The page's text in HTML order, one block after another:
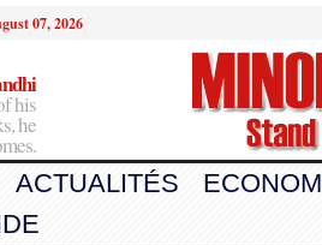
07, 2026
his
he
ACTUALITÉS